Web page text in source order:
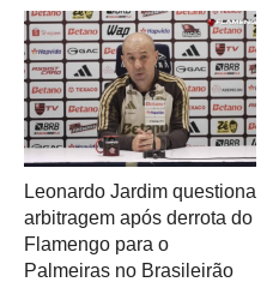
Leonardo Jardim questiona
arbitragem após derrota do
Flamengo para o
Palmeiras no Brasileirão